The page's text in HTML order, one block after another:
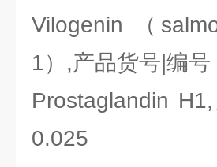
Vilogenin （
1）,产品货号|编
Prostaglandin
0.025